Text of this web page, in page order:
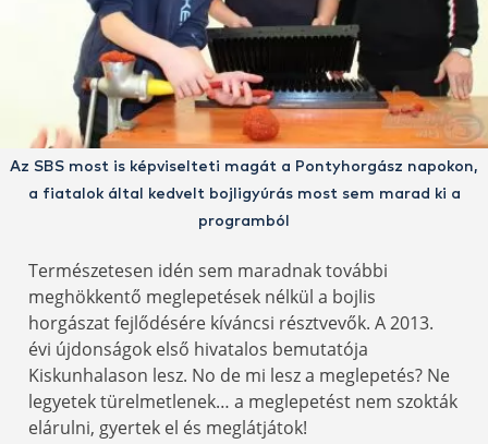
Az SBS most is képviselteti magát a Pontyhorgász napokon,
a fiatalok által kedvelt bojligyúrás most sem marad ki a
programból
Természetesen idén sem maradnak további
meghökkentő meglepetések nélkül a bojlis
horgászat fejlődésére kíváncsi résztvevők. A 2013.
évi újdonságok első hivatalos bemutatója
Kiskunhalason lesz. No de mi lesz a meglepetés? Ne
legyetek türelmetlenek… a meglepetést nem szokták
elárulni, gyertek el és meglátjátok!